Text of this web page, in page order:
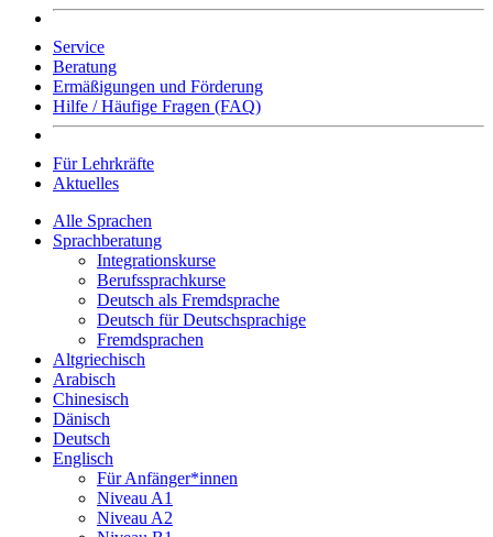
Service
Beratung
Ermäßigungen und Förderung
Hilfe / Häufige Fragen (FAQ)
Für Lehrkräfte
Aktuelles
Alle Sprachen
Sprachberatung
Integrationskurse
Berufssprachkurse
Deutsch als Fremdsprache
Deutsch für Deutschsprachige
Fremdsprachen
Altgriechisch
Arabisch
Chinesisch
Dänisch
Deutsch
Englisch
Für Anfänger*innen
Niveau A1
Niveau A2